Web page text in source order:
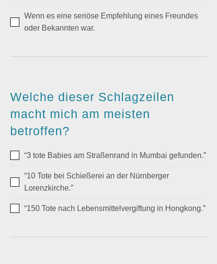
Wenn es eine seriöse Empfehlung eines Freundes
oder Bekannten war.
Welche dieser Schlagzeilen
macht mich am meisten
betroffen?
“3 tote Babies am Straßenrand in Mumbai gefunden.”
“10 Tote bei Schießerei an der Nürnberger
Lorenzkirche.”
“150 Tote nach Lebensmittelvergiftung in Hongkong.”